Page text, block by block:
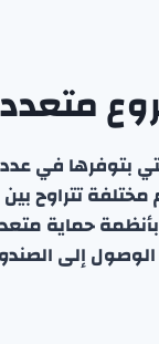
بتوفرها في
تتراوح
حماية
إلى